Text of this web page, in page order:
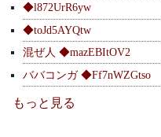
◆l872UrR6yw
◆toJd5AYQtw
混ぜ人 ◆mazEBItOV2
ババコンガ ◆Ff7nWZGtso
もっと見る